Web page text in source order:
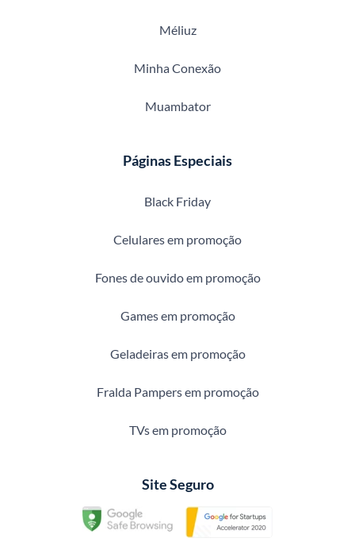
Méliuz
Minha Conexão
Muambator
Páginas Especiais
Black Friday
Celulares em promoção
Fones de ouvido em promoção
Games em promoção
Geladeiras em promoção
Fralda Pampers em promoção
TVs em promoção
Site Seguro